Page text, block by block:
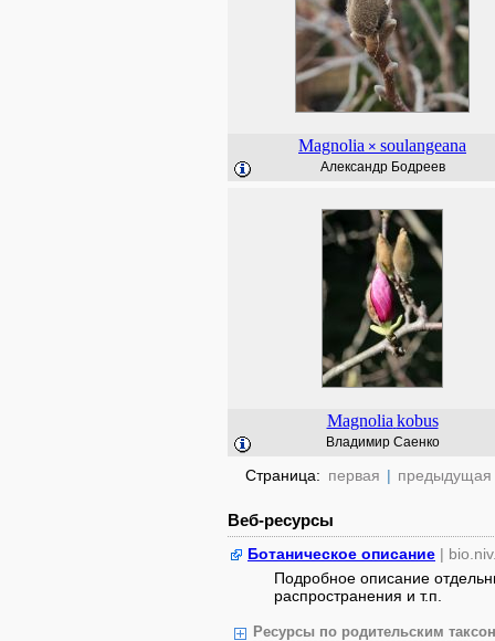
Magnolia × soulangeana
Александр Бодреев
Magnolia kobus
Владимир Саенко
Страница: первая | предыдущая
Веб-ресурсы
Ботаническое описание |
Подробное описание
распространения и т.п.
Ресурсы по родительским